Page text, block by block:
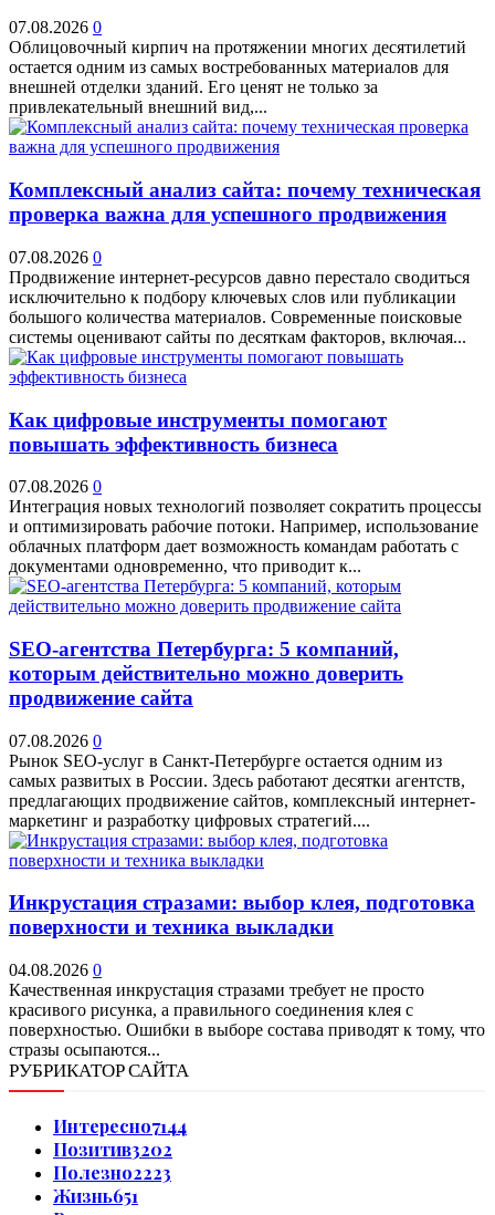
07.08.2026 0
Облицовочный кирпич на протяжении многих десятилетий
остается одним из самых востребованных материалов для
внешней отделки зданий. Его ценят не только за
привлекательный внешний вид,...
Комплексный анализ сайта: почему техническая
проверка важна для успешного продвижения
07.08.2026 0
Продвижение интернет-ресурсов давно перестало сводиться
исключительно к подбору ключевых слов или публикации
большого количества материалов. Современные поисковые
системы оценивают сайты по десяткам факторов, включая...
Как цифровые инструменты помогают
повышать эффективность бизнеса
07.08.2026 0
Интеграция новых технологий позволяет сократить процессы
и оптимизировать рабочие потоки. Например, использование
облачных платформ дает возможность командам работать с
документами одновременно, что приводит к...
SEO-агентства Петербурга: 5 компаний,
которым действительно можно доверить
продвижение сайта
07.08.2026 0
Рынок SEO-услуг в Санкт-Петербурге остается одним из
самых развитых в России. Здесь работают десятки агентств,
предлагающих продвижение сайтов, комплексный интернет-
маркетинг и разработку цифровых стратегий....
Инкрустация стразами: выбор клея, подготовка
поверхности и техника выкладки
04.08.2026 0
Качественная инкрустация стразами требует не просто
красивого рисунка, а правильного соединения клея с
поверхностью. Ошибки в выборе состава приводят к тому, что
стразы осыпаются...
РУБРИКАТОР САЙТА
Интересно7144
Позитив3202
Полезно2223
Жизнь651